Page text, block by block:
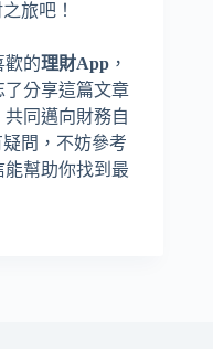
旅吧！
歡的理財App ，
了分享這篇文章
同邁向財務自
問，不妨參考
幫助你找到最